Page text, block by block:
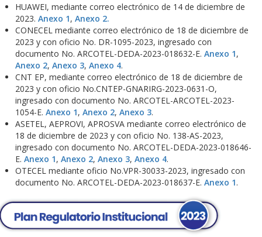
HUAWEI, mediante correo electrónico de 14 de diciembre de
2023. Anexo 1, Anexo 2.
CONECEL mediante correo electrónico de 18 de diciembre de
2023 y con oficio No. DR-1095-2023, ingresado con
documento No. ARCOTEL-DEDA-2023-018632-E. Anexo 1,
Anexo 2, Anexo 3, Anexo 4.
CNT EP, mediante correo electrónico de 18 de diciembre de
2023 y con oficio No.CNTEP-GNARIRG-2023-0631-O,
ingresado con documento No. ARCOTEL-ARCOTEL-2023-
1054-E. Anexo 1, Anexo 2, Anexo 3.
ASETEL, AEPROVI, APROSVA mediante correo electrónico de
18 de diciembre de 2023 y con oficio No. 138-AS-2023,
ingresado con documento No. ARCOTEL-DEDA-2023-018646-
E. Anexo 1, Anexo 2, Anexo 3, Anexo 4.
OTECEL mediante oficio No.VPR-30033-2023, ingresado con
documento No. ARCOTEL-DEDA-2023-018637-E. Anexo 1.